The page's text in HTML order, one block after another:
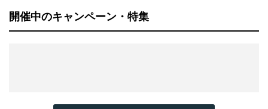
開催中のキャンペーン・特集